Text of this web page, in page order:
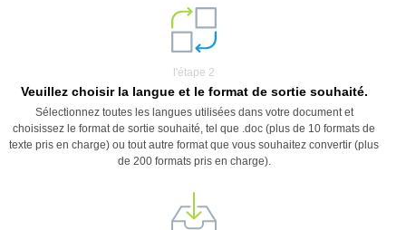
l'étape 2
Veuillez choisir la langue et le format de sortie souhaité.
Sélectionnez toutes les langues utilisées dans votre document et
choisissez le format de sortie souhaité, tel que .doc (plus de 10 formats de
texte pris en charge) ou tout autre format que vous souhaitez convertir (plus
de 200 formats pris en charge).